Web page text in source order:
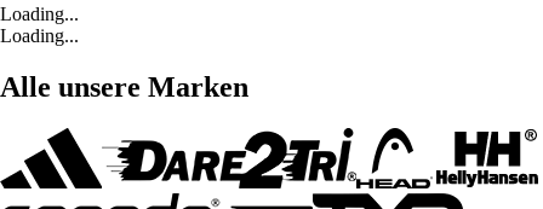
Loading...
Loading...
Alle unsere Marken